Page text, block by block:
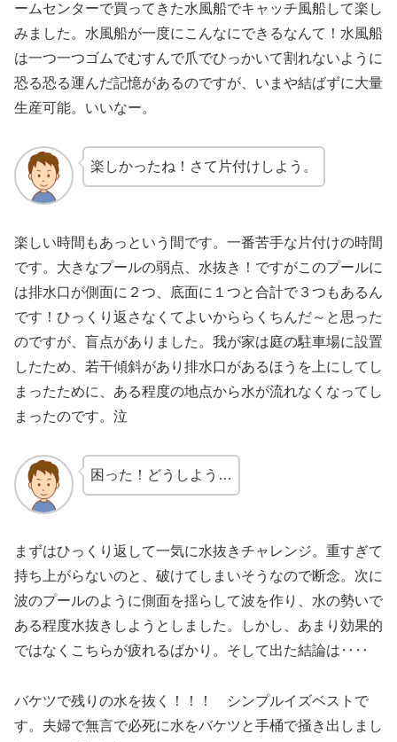
ームセンターで買ってきた水風船でキャッチ風船して楽し
みました。水風船が一度にこんなにできるなんて！水風船
は一つ一つゴムでむすんで爪でひっかいて割れないように
恐る恐る運んだ記憶があるのですが、いまや結ばずに大量
生産可能。いいなー。
楽しかったね！さて片付けしよう。
楽しい時間もあっという間です。一番苦手な片付けの時間
です。大きなプールの弱点、水抜き！ですがこのプールに
は排水口が側面に２つ、底面に１つと合計で３つもあるん
です！ひっくり返さなくてよいかららくちんだ～と思った
のですが、盲点がありました。我が家は庭の駐車場に設置
したため、若干傾斜があり排水口があるほうを上にしてし
まったために、ある程度の地点から水が流れなくなってし
まったのです。泣
困った！どうしよう…
まずはひっくり返して一気に水抜きチャレンジ。重すぎて
持ち上がらないのと、破けてしまいそうなので断念。次に
波のプールのように側面を揺らして波を作り、水の勢いで
ある程度水抜きしようとしました。しかし、あまり効果的
ではなくこちらが疲れるばかり。そして出た結論は‥‥
バケツで残りの水を抜く！！！ シンプルイズベストで
す。夫婦で無言で必死に水をバケツと手桶で掻き出しまし